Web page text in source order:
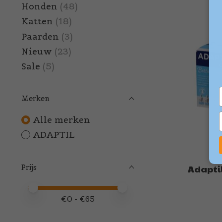
Honden (48)
Katten (18)
Paarden (3)
Nieuw (23)
Sale (5)
Merken
Alle merken
ADAPTIL
Prijs
Minimale prijswaarde
Price maximum value
€0 - €65
Adaptil